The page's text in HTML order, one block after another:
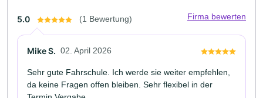
5.0 (1 Bewertung) Firma bewerten
Mike S. 02. April 2026
Sehr gute Fahrschule. Ich werde sie weiter empfehlen,
da keine Fragen offen bleiben. Sehr flexibel in der